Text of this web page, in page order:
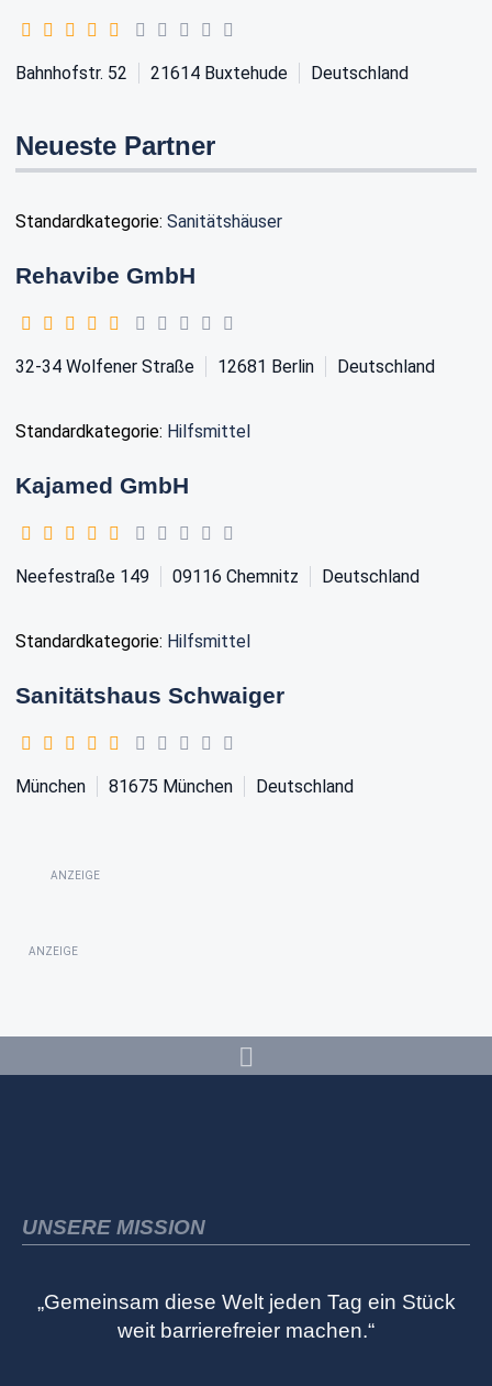
Bahnhofstr. 52 21614 Buxtehude Deutschland
Neueste Partner
Standardkategorie: Sanitätshäuser
Rehavibe GmbH
32-34 Wolfener Straße 12681 Berlin Deutschland
Standardkategorie: Hilfsmittel
Kajamed GmbH
Neefestraße 149 09116 Chemnitz Deutschland
Standardkategorie: Hilfsmittel
Sanitätshaus Schwaiger
München 81675 München Deutschland
ANZEIGE
ANZEIGE
UNSERE MISSION
„Gemeinsam diese Welt jeden Tag ein Stück
weit barrierefreier machen.“